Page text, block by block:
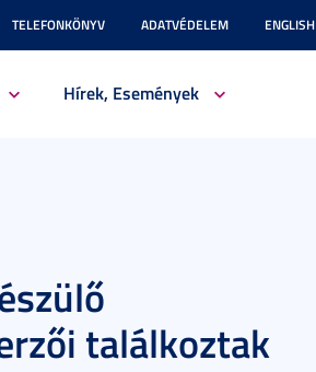
TELEFONKÖNYV ADATVÉDELEM ENGLISH
Hírek, Események
találkoztak